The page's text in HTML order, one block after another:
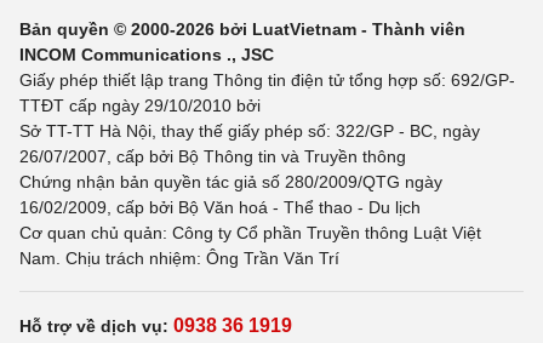
Bản quyền © 2000-2026 bởi LuatVietnam - Thành viên
INCOM Communications ., JSC
Giấy phép thiết lập trang Thông tin điện tử tổng hợp số: 692/GP-
TTĐT cấp ngày 29/10/2010 bởi
Sở TT-TT Hà Nội, thay thế giấy phép số: 322/GP - BC, ngày
26/07/2007, cấp bởi Bộ Thông tin và Truyền thông
Chứng nhận bản quyền tác giả số 280/2009/QTG ngày
16/02/2009, cấp bởi Bộ Văn hoá - Thể thao - Du lịch
Cơ quan chủ quản: Công ty Cổ phần Truyền thông Luật Việt
Nam. Chịu trách nhiệm: Ông Trần Văn Trí
Hỗ trợ về dịch vụ: 0938 36 1919